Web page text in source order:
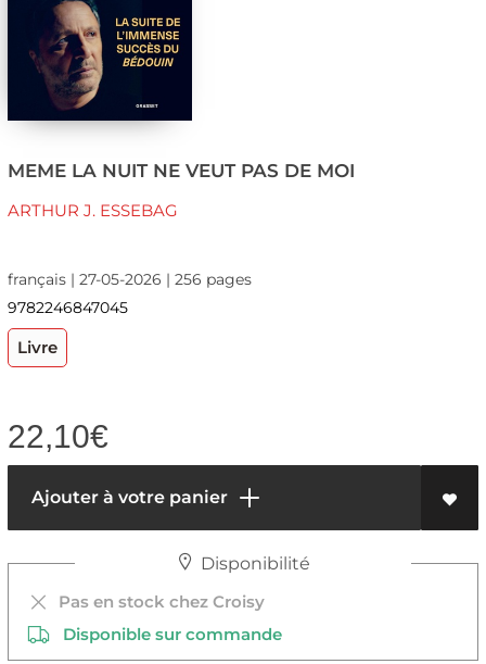
MEME LA NUIT NE VEUT PAS DE MOI
ARTHUR J. ESSEBAG
français | 27-05-2026 | 256 pages
9782246847045
Livre
22,10€
Ajouter à votre panier
Disponibilité
Pas en stock chez Croisy
Disponible sur commande